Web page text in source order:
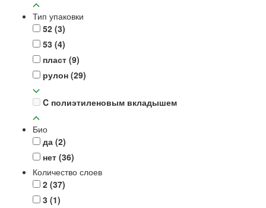
Тип упаковки
52 (3)
53 (4)
пласт (9)
рулон (29)
C полиэтиленовым вкладышем
Био
да (2)
нет (36)
Количество слоев
2 (37)
3 (1)